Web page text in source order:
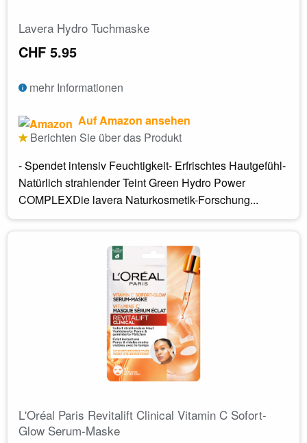
Lavera Hydro Tuchmaske
CHF 5.95
mehr Informationen
Auf Amazon ansehen
Berichten Sie über das Produkt
- Spendet intensiv Feuchtigkeit- Erfrischtes Hautgefühl-
Natürlich strahlender Teint Green Hydro Power
COMPLEXDie lavera Naturkosmetik-Forschung...
L'Oréal Paris Revitalift Clinical Vitamin C Sofort-
Glow Serum-Maske